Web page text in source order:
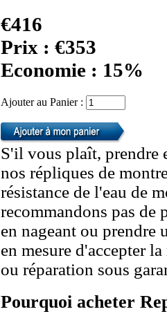
€416
Prix : €353
Economie : 15%
Ajouter au Panier :
S'il vous plaît, prendre
nos répliques de
résistance de l'eau de
recommandons pas de
en nageant ou prendre
en mesure d'accepter
ou réparation sous
Pourquoi acheter